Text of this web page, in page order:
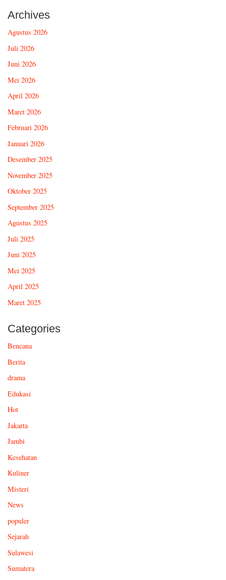
Archives
Agustus 2026
Juli 2026
Juni 2026
Mei 2026
April 2026
Maret 2026
Februari 2026
Januari 2026
Desember 2025
November 2025
Oktober 2025
September 2025
Agustus 2025
Juli 2025
Juni 2025
Mei 2025
April 2025
Maret 2025
Categories
Bencana
Berita
drama
Edukasi
Hot
Jakarta
Jambi
Kesehatan
Kuliner
Misteri
News
populer
Sejarah
Sulawesi
Sumatera